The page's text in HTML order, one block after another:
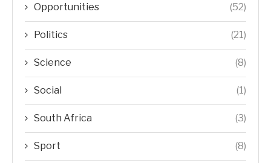
Opportunities (52)
Politics (21)
Science (8)
Social (1)
South Africa (3)
Sport (8)